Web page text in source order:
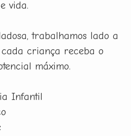
vida.
trabalhamos lado a
criança receba o
máximo.
Infantil